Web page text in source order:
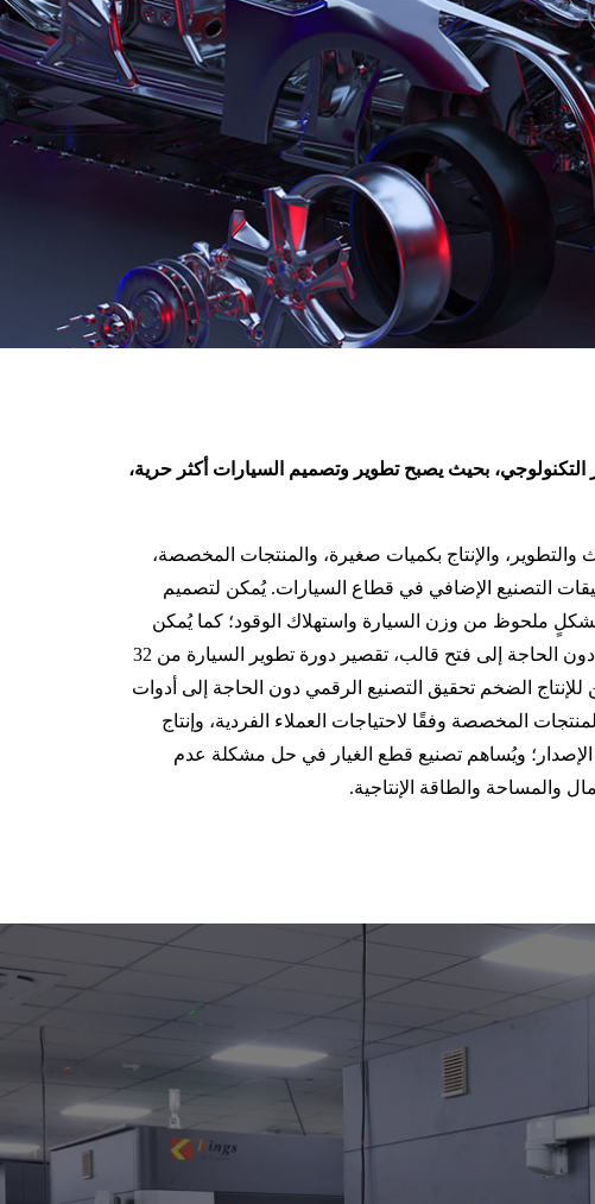
التكنولوجي، بحيث يصبح تطوير وتصميم السيارات أكثر حرية،
والتطوير، والإنتاج بكميات صغيرة، والمنتجات المخصصة،
التصنيع الإضافي في قطاع السيارات. يُمكن لتصميم
ملحوظ من وزن السيارة واستهلاك الوقود؛ كما يُمكن
للتطوير والإنتاج التجريبي دون الحاجة إلى فتح قالب، تقصير دورة تطوير السيارة من 32
ويُمكن للإنتاج الضخم تحقيق التصنيع الرقمي دون الحاجة إلى أدوات
المخصصة وفقًا لاحتياجات العملاء الفردية، وإنتاج
ويُساهم تصنيع قطع الغيار في حل مشكلة عدم
والمساحة والطاقة الإنتاجية.